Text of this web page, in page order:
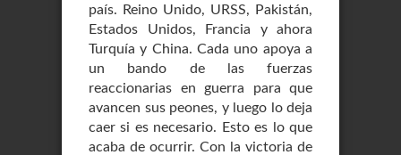
país. Reino Unido, URSS, Pakistán,
Estados Unidos, Francia y ahora
Turquía y China. Cada uno apoya a
un bando de las fuerzas
reaccionarias en guerra para que
avancen sus peones, y luego lo deja
caer si es necesario. Esto es lo que
acaba de ocurrir. Con la victoria de